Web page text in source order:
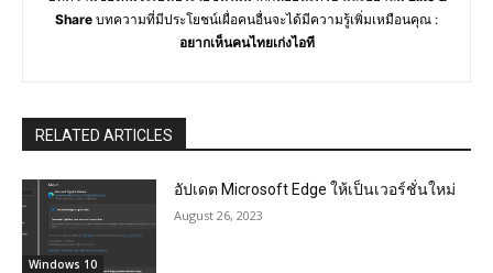
Share บทความที่มีประโยชน์เผื่อคนอื่นจะได้มีความรู้เพิ่มเหมือนคุณ :
อยากเห็นคนไทยเก่งไอที
RELATED ARTICLES
Windows 10
อัปเดต Microsoft Edge ให้เป็นเวอร์ชั่นใหม่
August 26, 2023